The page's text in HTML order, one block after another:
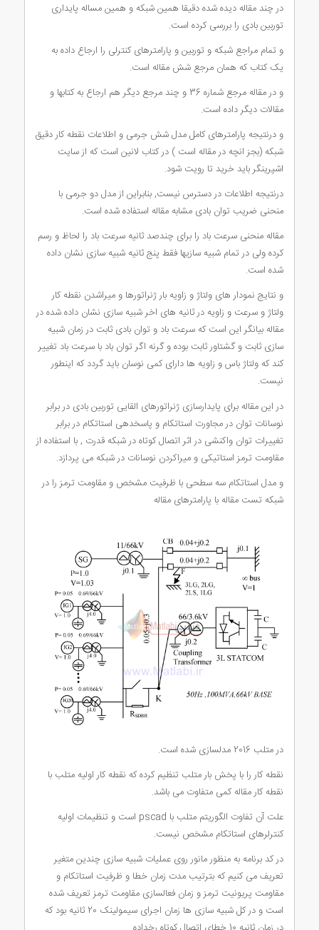
در چند مقاله دیده شده دقیقا همین شبکه و همین مساله پایداری
توربین بادی را بررسی کرده است.
و تمام مراجع شبکه و توربین و پارامترهای کنترلی را ارجاع داده به
یک کتاب که همان مرجع شش مقاله است.
و در مقاله مرجع شماره 36 و چند مرجع دیگر هم ارجاع به کتابها و
مقالات دیگر داده است.
و درنتیجه پارامترهای کامل مدل شش جرمی و اطلاعات نقطه کار دقیق
شبکه (بجز انچه در مقاله است ) در کتاب لانین است که از سایت
اشپرینگر باید خرید تا رویت شود.
درنتیجه اطلاعات در دسترس نیست, بنابراین از مدل دو جرمی با
منحنی ضریب توان بادی مشابه مقاله استفاده شده است.
مقاله منحنی سرعت باد را برای چندصد ثانیه سرعت باد را لحاظ و رسم
کرده ولی در تمام شبیه سازیها فقط پنج ثانیه شبیه سازی نشان داده
شده است.
و نتایج نمودار های ولتاژ و زاویه بار ژنراتورها و میراشدن نقطه کار
ولتاژ و سرعت و زاویه در ثانیه های اخر شبیه سازی نشان داده شده در
مقاله بیانگر این است که سرعت باد و توان بادی ثابت در زمان شبیه
سازی ثابت و گشتاور ثابت بوده و گرنه اگر توان باد با سرعت باد تغییر
کند که ولتاژ باس و زاویه ها دارای کمی نوسان باید گردد که اینطور
نیست.
در این مقاله برای پایدارسازی ژنراتورهای القایی توربین بادی در برابر
نوسانات توان در مجاورت استاتکام و پاسخدهی استاتکام در برابر
تغییرات توان واکنشی در اثر اتصال کوتاه در شبکه قدرت , با استفاده از
مقاومت ترمز استاتیکی و میراکردن نوسانات در شبکه می پردازد.
و مدل استاتکام سه سطحی با ظرفیت مشخص و مقاومت ترمز را در
شبکه تست مقاله با پارامترهای مقاله
در متلب 2016 مدلسازی شده است.
نقطه کار را با پخش بار متلب تنظیم کرده که نقطه کار اولیه متلب با
نقطه کار مقاله کمی متفاوت می باشد.
علت آن تفاوت الگوریتم متلب با pscad است و تنظیمات اولیه
کنترلرهای استاتکام مشخص نیست.
در کد برنامه به منظور مانور روی عملیات شبیه سازی چندین متغیر
تعریف می کنیم که بترتیب مدت زمان خطا و ظرفیت استاتکام و
مقاومت پریونیت ترمز و زمان فعالسازی مقاومت ترمز تعریف شده
است و در کل شبیه سازی ها زمان اجرای سیمولینک 20 ثانیه بود که